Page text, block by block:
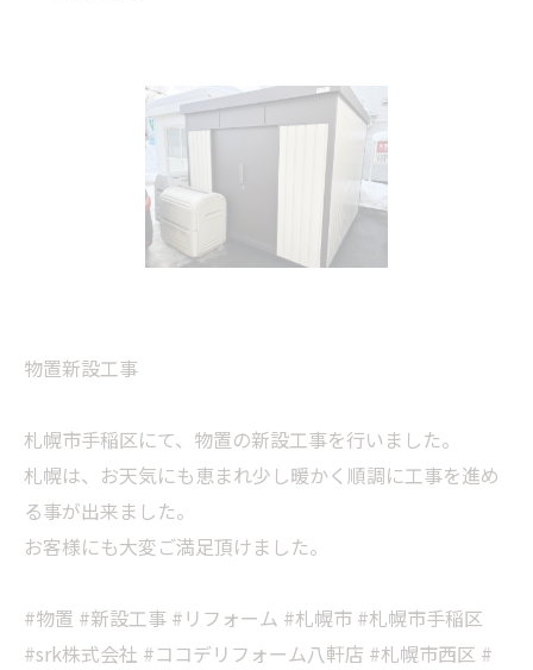
物置新設工事
札幌市手稲区にて、物置の新設工事を行いました。
札幌は、お天気にも恵まれ少し暖かく順調に工事を進め
る事が出来ました。
お客様にも大変ご満足頂けました。
#物置 #新設工事 #リフォーム #札幌市 #札幌市手稲区
#srk株式会社 #ココデリフォーム八軒店 #札幌市西区 #